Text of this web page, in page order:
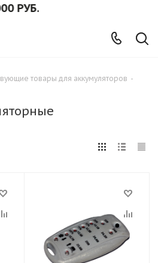
товары для аккумуляторов -